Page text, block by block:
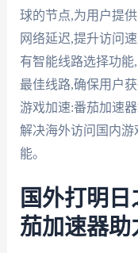
球的节点,为用户提
网络延迟,提升访问
有智能线路选择功
最佳线路,确保用户
游戏加速:番茄加速
解决海外访问国内
能。
国外打明
茄加速器助